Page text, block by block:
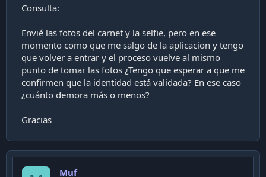
Consulta:
Envié las fotos del carnet y la selfie, pero en ese
momento como que me salgo de la aplicacion y tengo
que volver a entrar y el proceso vuelve al mismo
punto de tomar las fotos ¿Tengo que esperar a que me
confirmen que la identidad está validada? En ese caso
¿cuánto demora más o menos?
Gracias
Muf